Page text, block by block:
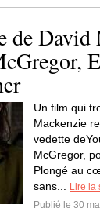
de
Un film qui
Mackenzie
vedette
McGregor,
Plongé au
sans...
Lire la
Publié le 30